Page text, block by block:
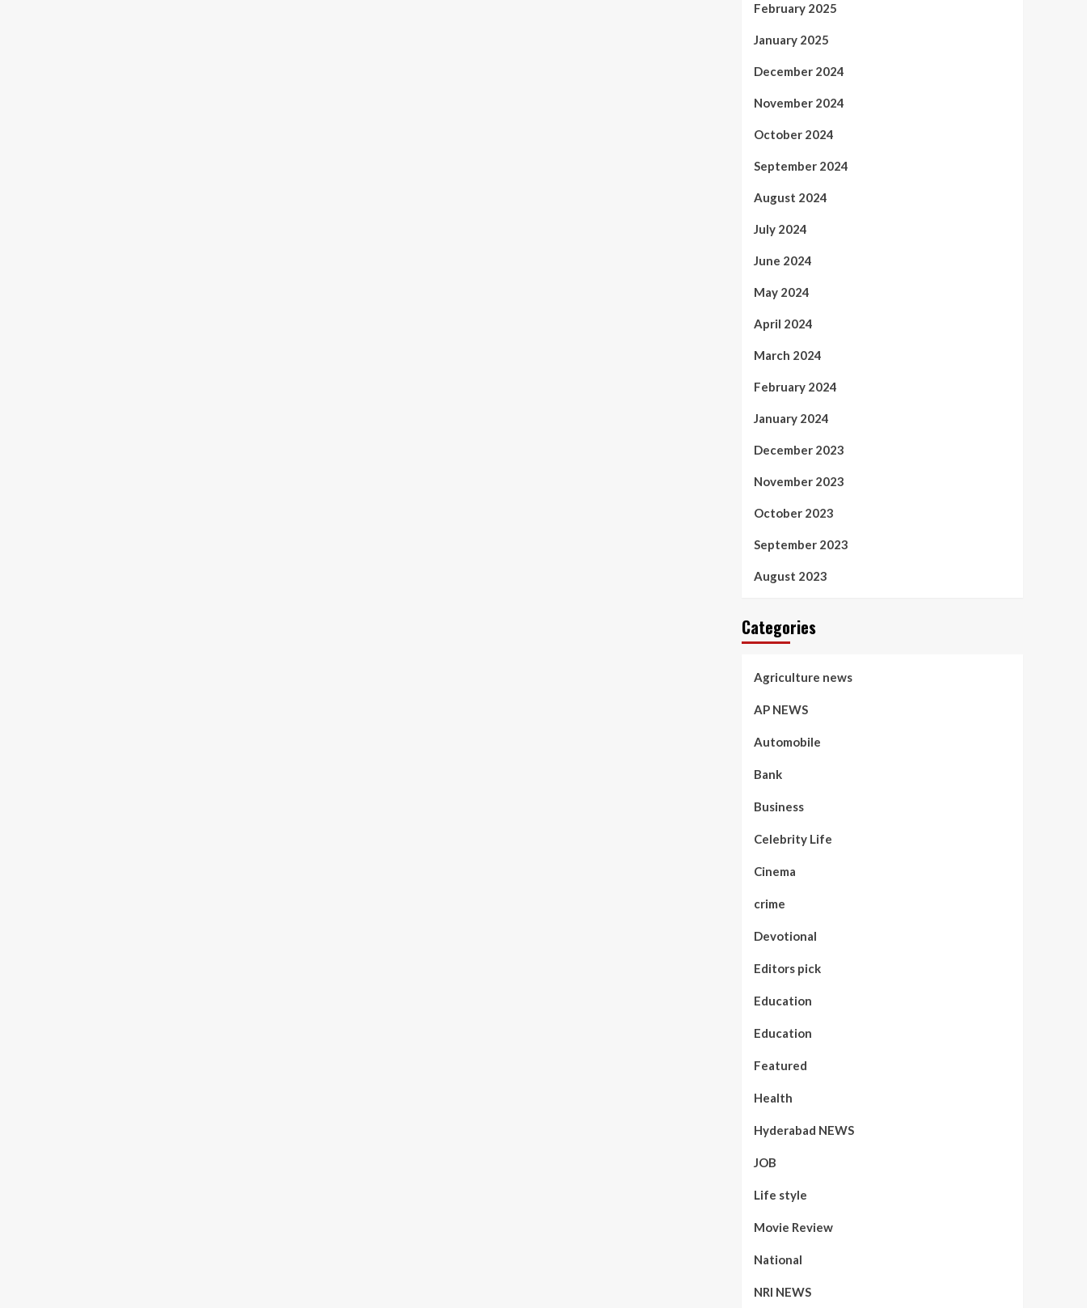
February 2025
January 2025
December 2024
November 2024
October 2024
September 2024
August 2024
July 2024
June 2024
May 2024
April 2024
March 2024
February 2024
January 2024
December 2023
November 2023
October 2023
September 2023
August 2023
Categories
Agriculture news
AP NEWS
Automobile
Bank
Business
Celebrity Life
Cinema
crime
Devotional
Editors pick
Education
Education
Featured
Health
Hyderabad NEWS
JOB
Life style
Movie Review
National
NRI NEWS